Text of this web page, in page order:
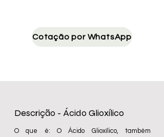
Cotação por WhatsApp
Descrição - Ácido Glioxílico
O que é: O Ácido Glioxílico, também